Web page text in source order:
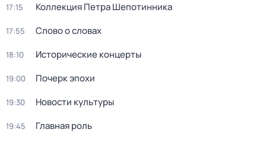
17:15 Коллекция Петра Шепотинника
17:55 Слово о словах
18:10 Исторические концерты
19:00 Почерк эпохи
19:30 Новости культуры
19:45 Главная роль